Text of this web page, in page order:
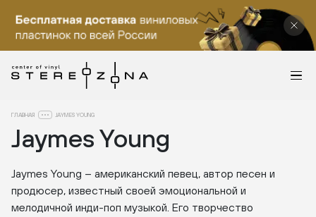
ГЛАВНАЯ JAYMES YOUNG
Jaymes Young
Jaymes Young – американский певец, автор песен и
продюсер, известный своей эмоциональной и
мелодичной инди-поп музыкой. Его творчество